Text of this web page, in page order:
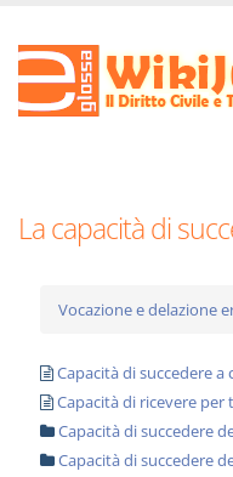
La capacità di
Vocazione e delazione
Capacità di succedere a
Capacità di ricevere per
Capacità di succedere
Capacità di succedere